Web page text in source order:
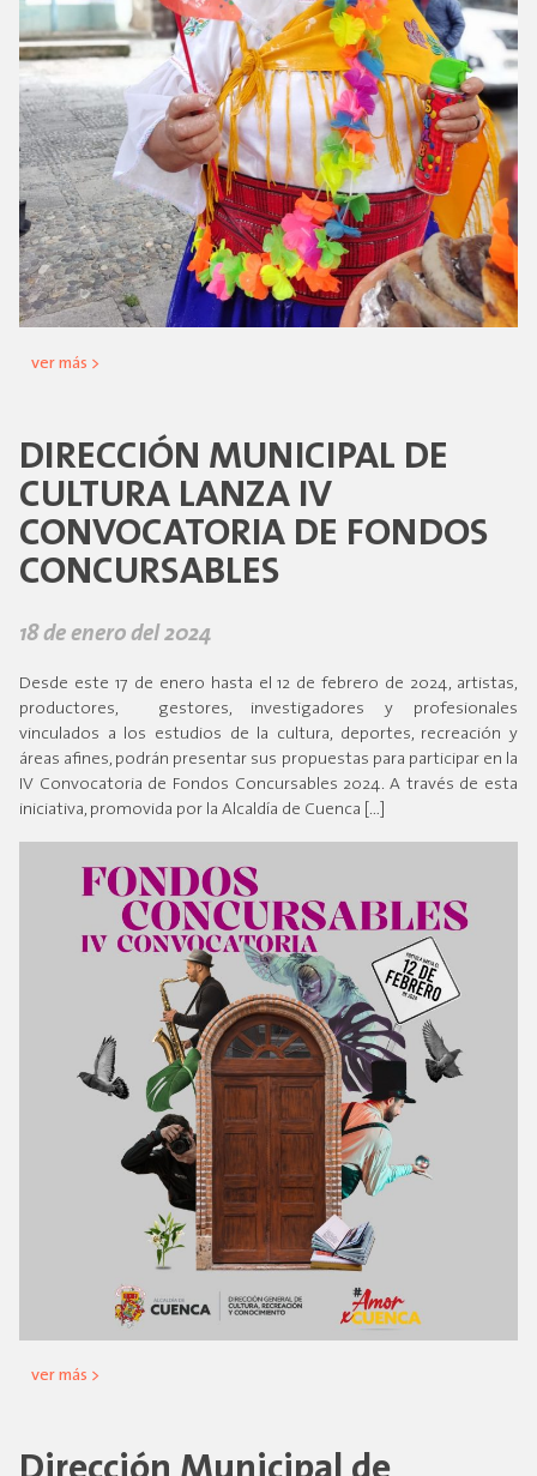
ver más >
DIRECCIÓN MUNICIPAL DE
CULTURA LANZA IV
CONVOCATORIA DE FONDOS
CONCURSABLES
18 de enero del 2024
Desde este 17 de enero hasta el 12 de febrero de 2024, artistas,
productores, gestores, investigadores y profesionales
vinculados a los estudios de la cultura, deportes, recreación y
áreas afines, podrán presentar sus propuestas para participar en la
IV Convocatoria de Fondos Concursables 2024. A través de esta
iniciativa, promovida por la Alcaldía de Cuenca […]
ver más >